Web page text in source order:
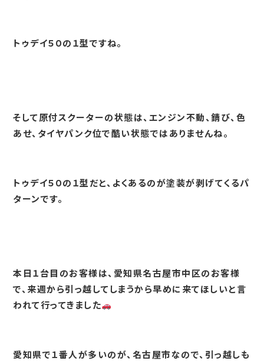
トゥデイ５０の１型ですね。
そして原付スクーターの状態は、エンジン不動、錆び、色
あせ、タイヤパンク位で酷い状態ではありませんね。
トゥデイ５０の１型だと、よくあるのが塗装が剥げてくるパ
ターンです。
本日１台目のお客様は、愛知県名古屋市中区のお客様
で、来週から引っ越してしまうから早めに来てほしいと言
われて行ってきました
愛知県で１番人が多いのが、名古屋市なので、引っ越しも